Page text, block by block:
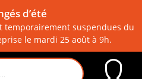
d’été
temporairement suspendues du
le mardi 25 août à 9h.